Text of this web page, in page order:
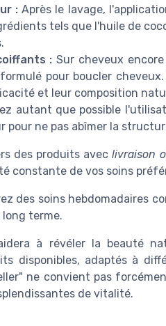
: Après le lavage,
tels que l'huile de
: Sur cheveux
pour boucler
et leur composition
autant que possible
pour ne pas abîmer la
des produits aveclivraison
constante de vos soins
des soins hebdomadaires
terme.
à révéler la beauté
disponibles, adaptés à
ne convient pas
de vitalité.